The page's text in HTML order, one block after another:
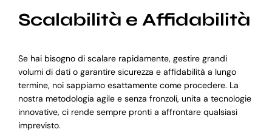
Scalabilità e Affidabilità
Se hai bisogno di scalare rapidamente, gestire grandi
volumi di dati o garantire sicurezza e affidabilità a lungo
termine, noi sappiamo esattamente come procedere. La
nostra metodologia agile e senza fronzoli, unita a tecnologie
innovative, ci rende sempre pronti a affrontare qualsiasi
imprevisto.